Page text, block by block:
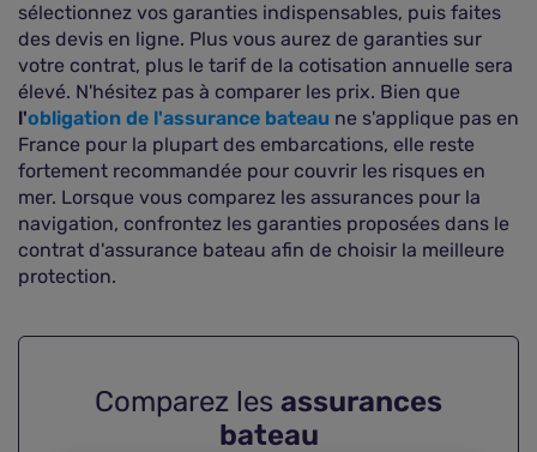
sélectionnez vos garanties indispensables, puis faites
des devis en ligne. Plus vous aurez de garanties sur
votre contrat, plus le tarif de la cotisation annuelle sera
élevé. N'hésitez pas à comparer les prix. Bien que
l'obligation de l'assurance bateau ne s'applique pas en
France pour la plupart des embarcations, elle reste
fortement recommandée pour couvrir les risques en
mer. Lorsque vous comparez les assurances pour la
navigation, confrontez les garanties proposées dans le
contrat d'assurance bateau afin de choisir la meilleure
protection.
Comparez les assurances
bateau